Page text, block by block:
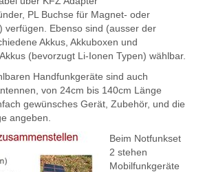
PL Buchse für Magnet- oder
verfügen. Ebenso sind (ausser der
Akkus, Akkuboxen und
(bevorzugt Li-Ionen Typen) wählbar.
Handfunkgeräte sind auch
von 24cm bis 140cm Länge
gewünsches Gerät, Zubehör, und die
angeben.
Beim Notfunkset
2 stehen
Mobilfunkgeräte